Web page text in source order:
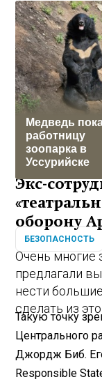
Медведь
работницу
зоопарка в
Уссурийске
Экс-
оборону
БЕЗОПАСНОСТЬ
Очень многие
предлагали
нести
сделать из
Такую точку
Центрального
Джордж Биб.
Responsible